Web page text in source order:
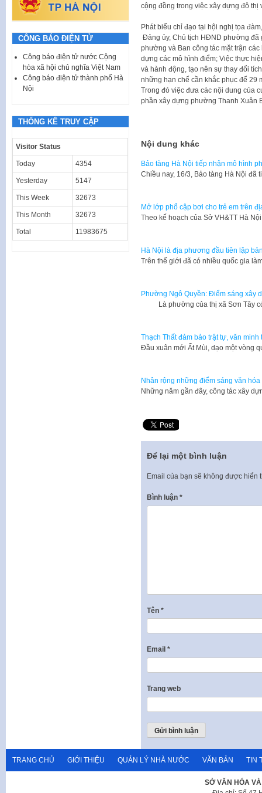
cộng đồng trong việc xây dựng đô thị
Phát biểu chỉ đạo tại hội nghị tọa
Đảng ủy, Chủ tịch HĐND phường đã
phường và Ban công tác mặt trận
dựng các mô hình điểm; Việc thực
và hành động, tạo nên sự thay đổi
những hạn chế cần khắc phục để 29
Trong đó việc đưa các nội dung của
phần xây dựng phường Thanh Xuân
Nội dung khác
Bảo tàng Hà Nội tiếp nhận mô hình
Chiều nay, 16/3, Bảo tàng Hà Nội
Mở lớp phổ cập bơi cho trẻ em trên
Theo kế hoạch của Sở VH&TT Hà
Hà Nội là địa phương đầu tiên lập
Trên thế giới đã có nhiều quốc gia
Phường Ngô Quyền: Điểm sáng xây
Là phường của thị xã Sơn Tây
Thạch Thất đảm bảo trật tự, văn minh
​Đầu xuân mới Ất Mùi, dạo một vòng
Nhân rộng những điểm sáng văn
Những năm gần đây, công tác xây
Để lại một bình luận
Email của bạn sẽ không được hiển
Bình luận *
Tên *
Email *
Trang web
CÔNG BÁO ĐIỆN TỬ
Công báo điện tử nước Cộng
hòa xã hội chủ nghĩa Việt Nam
Công báo điện tử thành phố Hà
Nội
THỐNG KÊ TRUY CẬP
Visitor Status
Today 4354
Yesterday 5147
This Week 32673
This Month 32673
Total 11983675
TRANG CHỦ GIỚI THIỆU QUẢN LÝ NHÀ NƯỚC VĂN BẢN TIN
SỞ VĂN HÓA